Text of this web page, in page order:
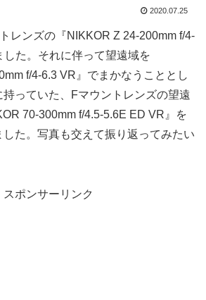
2020.07.25
レンズの『NIKKOR Z 24-200mm f/4-
た。それに伴って望遠域を
f/4-6.3 VR』でまかなうこととし
持っていた、Fマウントレンズの望遠
70-300mm f/4.5-5.6E ED VR』を
た。写真も交えて振り返ってみたい
スポンサーリンク